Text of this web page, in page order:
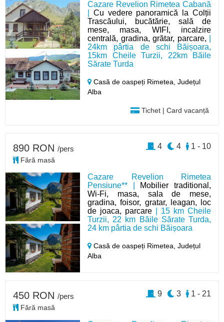
Cazare Revelion Rimetea Cabană
Cu vedere panoramică la Colții
Trascăului, bucătărie, sală de
mese, masa, WIFI, incalzire
centrală, gradina, grătar, parcare,
24km pârtia de schi Băișoara,
15km Cheile Turzii, 22km Băile
Sărate Turda
Casă de oaspeți Rimetea,Județul
Alba
Tichet | Card vacanță
Cazare Revelion Rimetea
Pensiune** | Mobilier traditional,
Wi-Fi, masa, sala de mese,
gradina, foisor, gratar, leagan, loc
de joaca, parcare | 15 km Cheile
Turzii, 22 km Băile Sărate Turda,
24 km pârtia de schi Băișoara
Casă de oaspeți Rimetea,Județul
Alba
890 RON /pers
Fără masă
1 - 10
4
4
450 RON /pers
Fără masă
1 - 21
3
9